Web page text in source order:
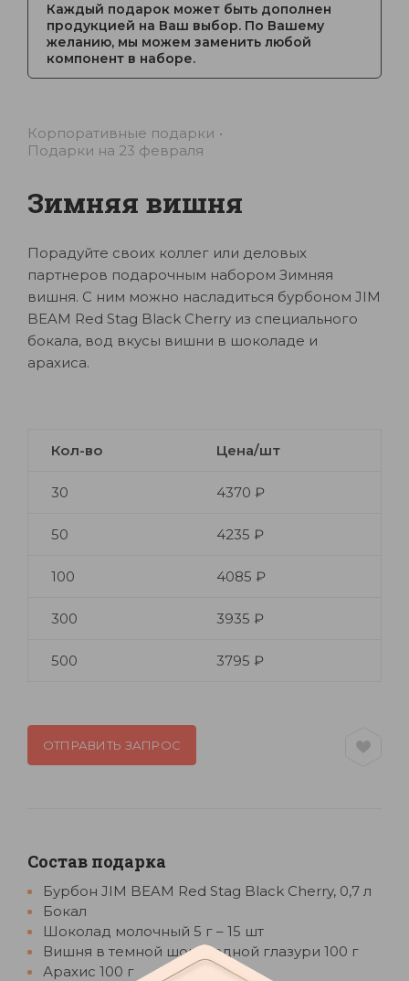
Каждый подарок может быть дополнен
продукцией на Ваш выбор. По Вашему
желанию, мы можем заменить любой
компонент в наборе.
Корпоративные подарки
Подарки на 23 февраля
Зимняя вишня
Порадуйте своих коллег или деловых
партнеров подарочным набором Зимняя
вишня. С ним можно насладиться бурбоном JIM
BEAM Red Stag Black Cherry из специального
бокала, вод вкусы вишни в шоколаде и
арахиса.
Кол-во Цена/шт
30 4370 ₽
50 4235 ₽
100 4085 ₽
300 3935 ₽
500 3795 ₽
ОТПРАВИТЬ ЗАПРОС
Состав подарка
Бурбон JIM BEAM Red Stag Black Cherry, 0,7 л
Бокал
Шоколад молочный 5 г – 15 шт
Вишня в темной шоколадной глазури 100 г
Арахис 100 г